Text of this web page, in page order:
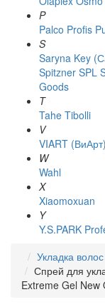
P
Palco Profis
S
Saryna Key
Spitzner SPL
Goods
T
Tahe Tibolli
V
VIART (ВиАрт)
W
Wahl
X
Xiaomoxuan
Y
Y.S.PARK
Укладка волос
Спрей для
Extreme Gel